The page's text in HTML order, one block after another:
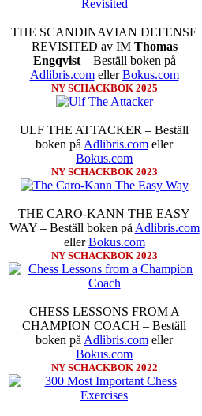
THE SCANDINAVIAN DEFENSE
REVISITED av IM Thomas
Engqvist– Beställ boken på
Adlibris.comellerBokus.com
NY SCHACKBOK 2025
ULF THE ATTACKER – Beställ
boken på Adlibris.com eller
Bokus.com
NY SCHACKBOK 2023
THE CARO-KANN THE EASY
WAY – Beställ boken på Adlibris.com
ellerBokus.com
NY SCHACKBOK 2023
CHESS LESSONS FROM A
CHAMPION COACH – Beställ
boken på Adlibris.com eller
Bokus.com
NY SCHACKBOK 2022